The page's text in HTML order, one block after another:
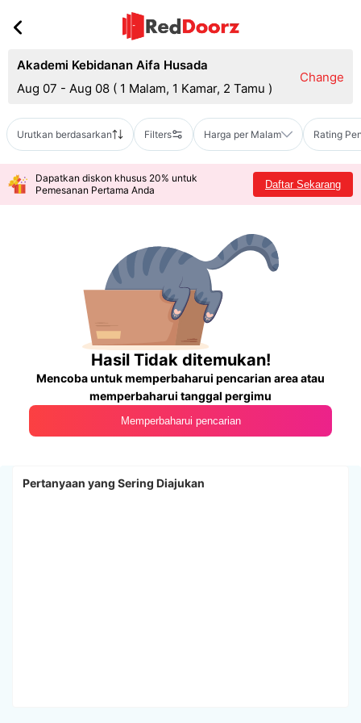
Akademi Kebidanan Aifa Husada
Aug 07 - Aug 08 ( 1 Malam, 1 Kamar, 2 Tamu )
Change
Urutkan berdasarkan Filters Harga per Malam Rating
Dapatkan diskon khusus 20% untuk
Pemesanan Pertama Anda
Daftar Sekarang
Hasil Tidak ditemukan!
Mencoba untuk memperbaharui pencarian area atau
memperbaharui tanggal pergimu
Memperbaharui pencarian
Pertanyaan yang Sering Diajukan